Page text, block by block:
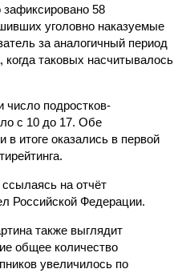
58
уголовно наказуемые
за аналогичный период
когда таковых насчитывалось
число подростков-
с 10 до 17. Обе
в итоге оказались в первой
на отчёт
Российской Федерации.
также выглядит
общее количество
увеличилось по